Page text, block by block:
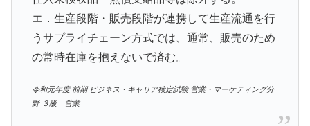
エ．生産段階・販売段階が連携して生産流通を行
うサプライチェーン方式では、通常、販売のため
の常時在庫を抱えないで済む。
令和元年度 前期 ビジネス・キャリア検定試験 営業・マーケティング分
野 ３級 営業